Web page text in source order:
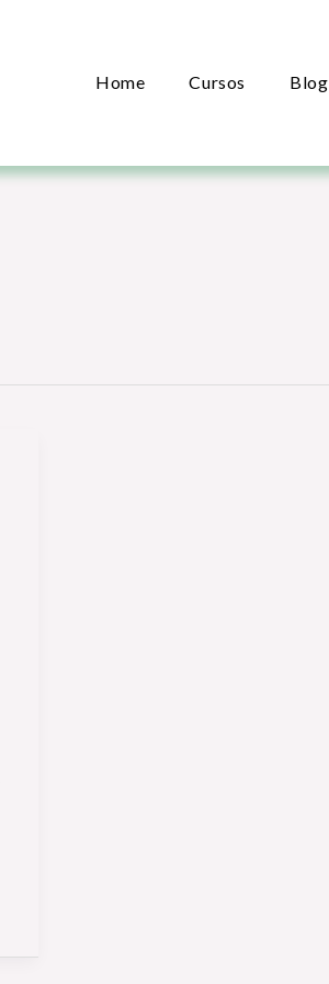
Home Cursos Blog